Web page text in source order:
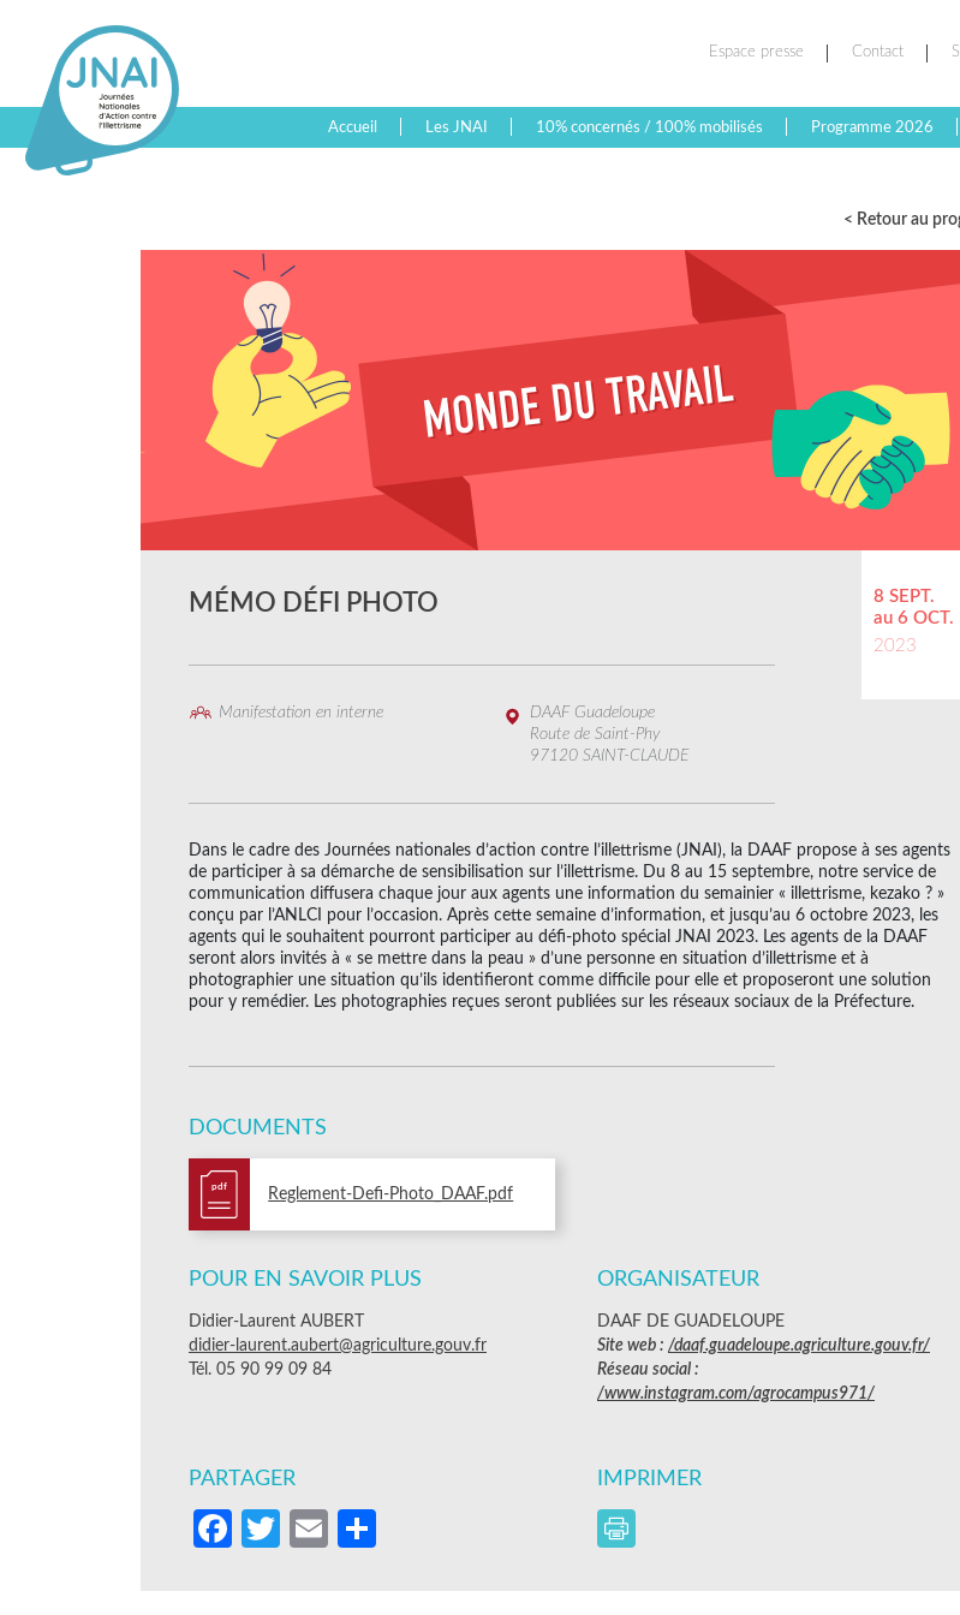
Espace presse Contact
Accueil Les JNAI 10% concernés / 100% mobilisés Programme 2026
< Retour au
8 SEPT.
au 6 OCT.
2023
MÉMO DÉFI PHOTO
Manifestation en interne
DAAF Guadeloupe
Route de Saint-Phy
97120 SAINT-CLAUDE
Dans le cadre des Journées nationales d’action contre l’illettrisme (JNAI), la DAAF propose à ses agents
de participer à sa démarche de sensibilisation sur l’illettrisme. Du 8 au 15 septembre, notre service de
communication diffusera chaque jour aux agents une information du semainier « illettrisme, kezako ? »
conçu par l’ANLCI pour l’occasion. Après cette semaine d’information, et jusqu’au 6 octobre 2023, les
agents qui le souhaitent pourront participer au défi-photo spécial JNAI 2023. Les agents de la DAAF
seront alors invités à « se mettre dans la peau » d’une personne en situation d’illettrisme et à
photographier une situation qu’ils identifieront comme difficile pour elle et proposeront une solution
pour y remédier. Les photographies reçues seront publiées sur les réseaux sociaux de la Préfecture.
DOCUMENTS
pdf Reglement-Defi-Photo_DAAF.pdf
POUR EN SAVOIR PLUS
Didier-Laurent AUBERT
didier-laurent.aubert@agriculture.gouv.fr
Tél. 05 90 99 09 84
ORGANISATEUR
DAAF DE GUADELOUPE
Site web : /daaf.guadeloupe.agriculture.gouv.fr/
Réseau social :
/www.instagram.com/agrocampus971/
PARTAGER
Facebook
Twitter
Email
IMPRIMER